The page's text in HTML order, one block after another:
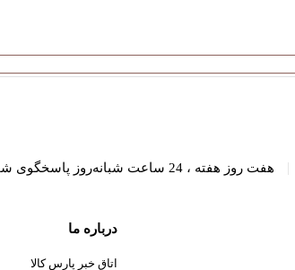
| هفت روز هفته ، 24 ساعت شبانه‌روز پاسخگوی شما هستیم.
درباره ما
اتاق خبر پارس کالا